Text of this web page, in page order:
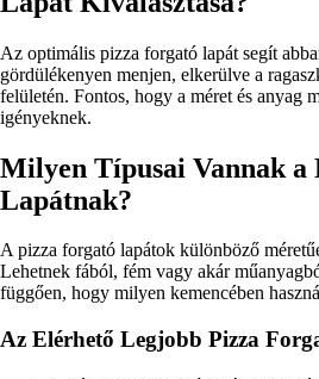
Az optimális pizza forgató lapát segít
gördülékenyen menjen, elkerülve a
felületén. Fontos, hogy a méret és anyag
igényeknek.
Milyen Típusai Vannak a
Lapátnak?
A pizza forgató lapátok különböző
Lehetnek fából, fém vagy akár
függően, hogy milyen kemencében
Az Elérhető Legjobb Pizza